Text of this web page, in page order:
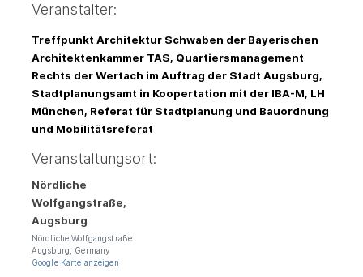
Veranstalter:
Treffpunkt Architektur Schwaben der Bayerischen
Architektenkammer TAS, Quartiersmanagement
Rechts der Wertach im Auftrag der Stadt Augsburg,
Stadtplanungsamt in Koopertation mit der IBA-M, LH
München, Referat für Stadtplanung und Bauordnung
und Mobilitätsreferat
Veranstaltungsort:
Nördliche
Wolfgangstraße,
Augsburg
Nördliche Wolfgangstraße
Augsburg, Germany
Google Karte anzeigen